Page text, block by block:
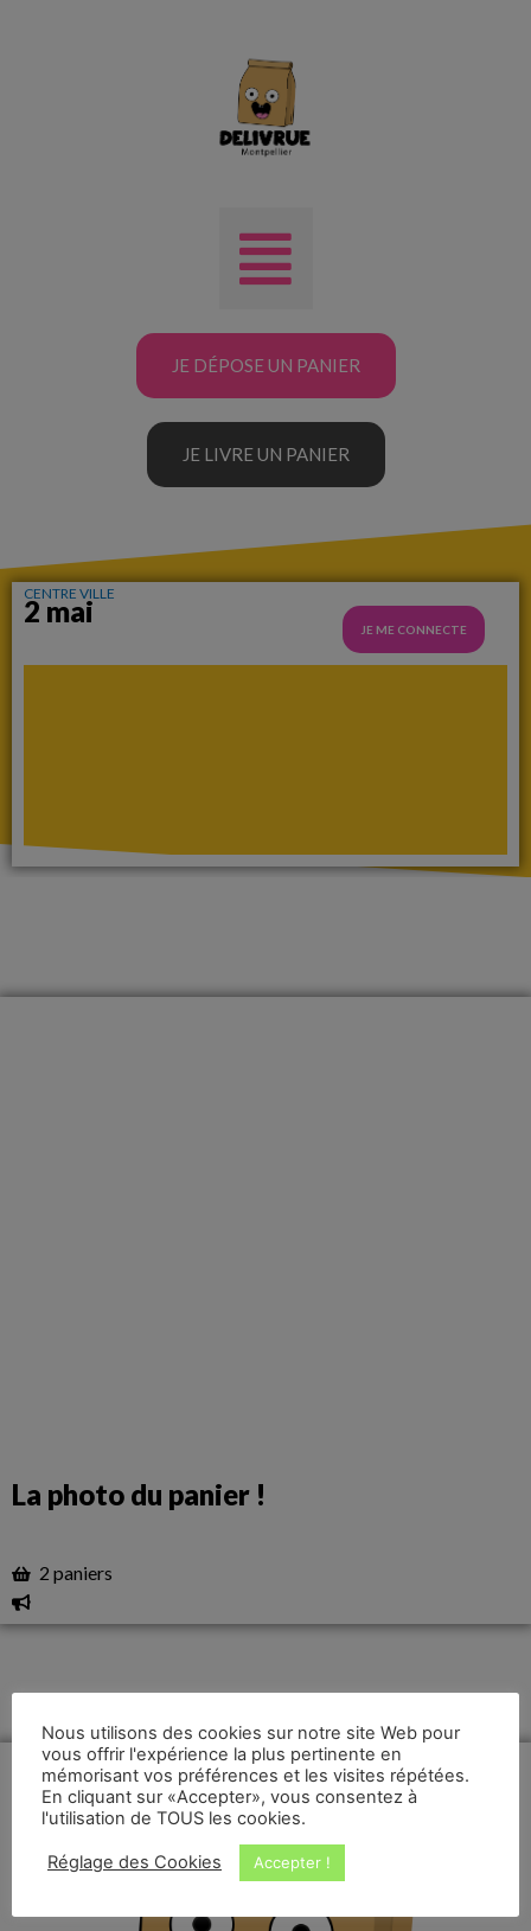
JE DÉPOSE UN PANIER
JE LIVRE UN PANIER
CENTRE VILLE
2 mai
JE ME CONNECTE
La photo du panier !
2 paniers
Nous utilisons des cookies sur notre site Web pour
vous offrir l'expérience la plus pertinente en
mémorisant vos préférences et les visites répétées.
En cliquant sur «Accepter», vous consentez à
l'utilisation de TOUS les cookies.
Réglage des Cookies Accepter !